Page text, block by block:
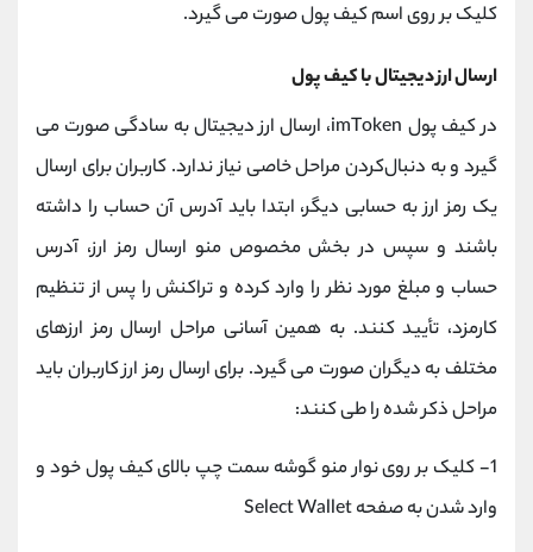
کلیک بر روی اسم کیف پول صورت می گیرد.
ارسال ارز دیجیتال با کیف پول
در کیف پول imToken، ارسال ارز دیجیتال به سادگی صورت می
گیرد و به دنبال‌کردن مراحل خاصی نیاز ندارد. کاربران برای ارسال
یک رمز ارز به حسابی دیگر، ابتدا باید آدرس آن حساب را داشته
باشند و سپس در بخش مخصوص منو ارسال رمز ارز، آدرس
حساب و مبلغ مورد نظر را وارد کرده و تراکنش را پس از تنظیم
کارمزد، تأیید کنند. به همین آسانی مراحل ارسال رمز ارزهای
مختلف به دیگران صورت می گیرد. برای ارسال رمز ارز کاربران باید
مراحل ذکر شده را طی کنند:
1- کلیک بر روی نوار منو گوشه سمت چپ بالای کیف پول خود و
وارد شدن به صفحه Select Wallet